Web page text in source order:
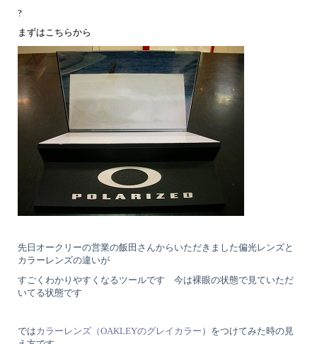
?
まずはこちらから
先日オークリーの営業の飯田さんからいただきました偏光レンズと
カラーレンズの違いが
すごくわかりやすくなるツールです 今は裸眼の状態で見ていただ
いてる状態です
では カラーレンズ（OAKLEYのグレイカラー ）をつけてみた時の見